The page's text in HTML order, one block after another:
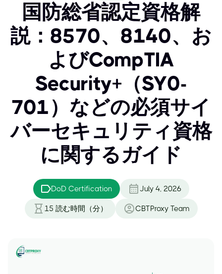
国防総省認定資格解
説：8570、8140、お
よびCompTIA
Security+（SY0-
701）などの必須サイ
バーセキュリティ資格
に関するガイド
DoD Certification July 4, 2026
15 読む時間（分） CBTProxy Team